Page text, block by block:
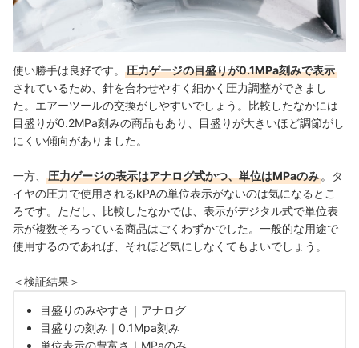
使い勝手は良好です。
圧力ゲージの目盛りが0.1MPa刻みで表示
されているため、針を合わせやすく細かく圧力調整ができまし
た。エアーツールの交換がしやすいでしょう。比較したなかには
目盛りが0.2MPa刻みの商品もあり、目盛りが大きいほど調節がし
にくい傾向がありました。
一方、 圧力ゲージの表示はアナログ式かつ、単位はMPaのみ。タ
イヤの圧力で使用されるkPAの単位表示がないのは気になるとこ
ろです。ただし、比較したなかでは、表示がデジタル式で単位表
示が複数そろっている商品はごくわずかでした。一般的な用途で
使用するのであれば、それほど気にしなくてもよいでしょう。
＜検証結果＞
目盛りのみやすさ｜アナログ
目盛りの刻み｜0.1Mpa刻み